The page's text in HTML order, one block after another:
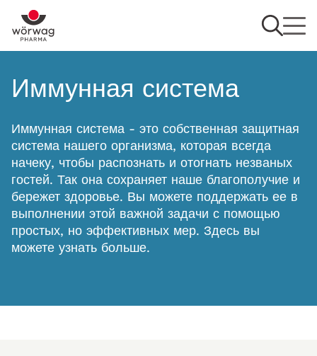
Иммунная система
Иммунная система - это собственная защитная
система нашего организма, которая всегда
начеку, чтобы распознать и отогнать незваных
гостей. Так она сохраняет наше благополучие и
бережет здоровье. Вы можете поддержать ее в
выполнении этой важной задачи с помощью
простых, но эффективных мер. Здесь вы
можете узнать больше.